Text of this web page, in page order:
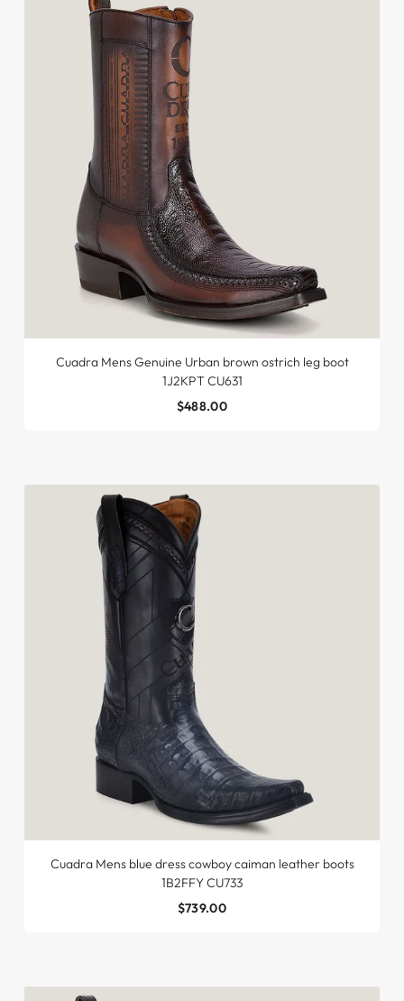
Cuadra Mens Genuine Urban brown ostrich leg boot
1J2KPT CU631
$488.00
Cuadra Mens blue dress cowboy caiman leather boots
1B2FFY CU733
$739.00